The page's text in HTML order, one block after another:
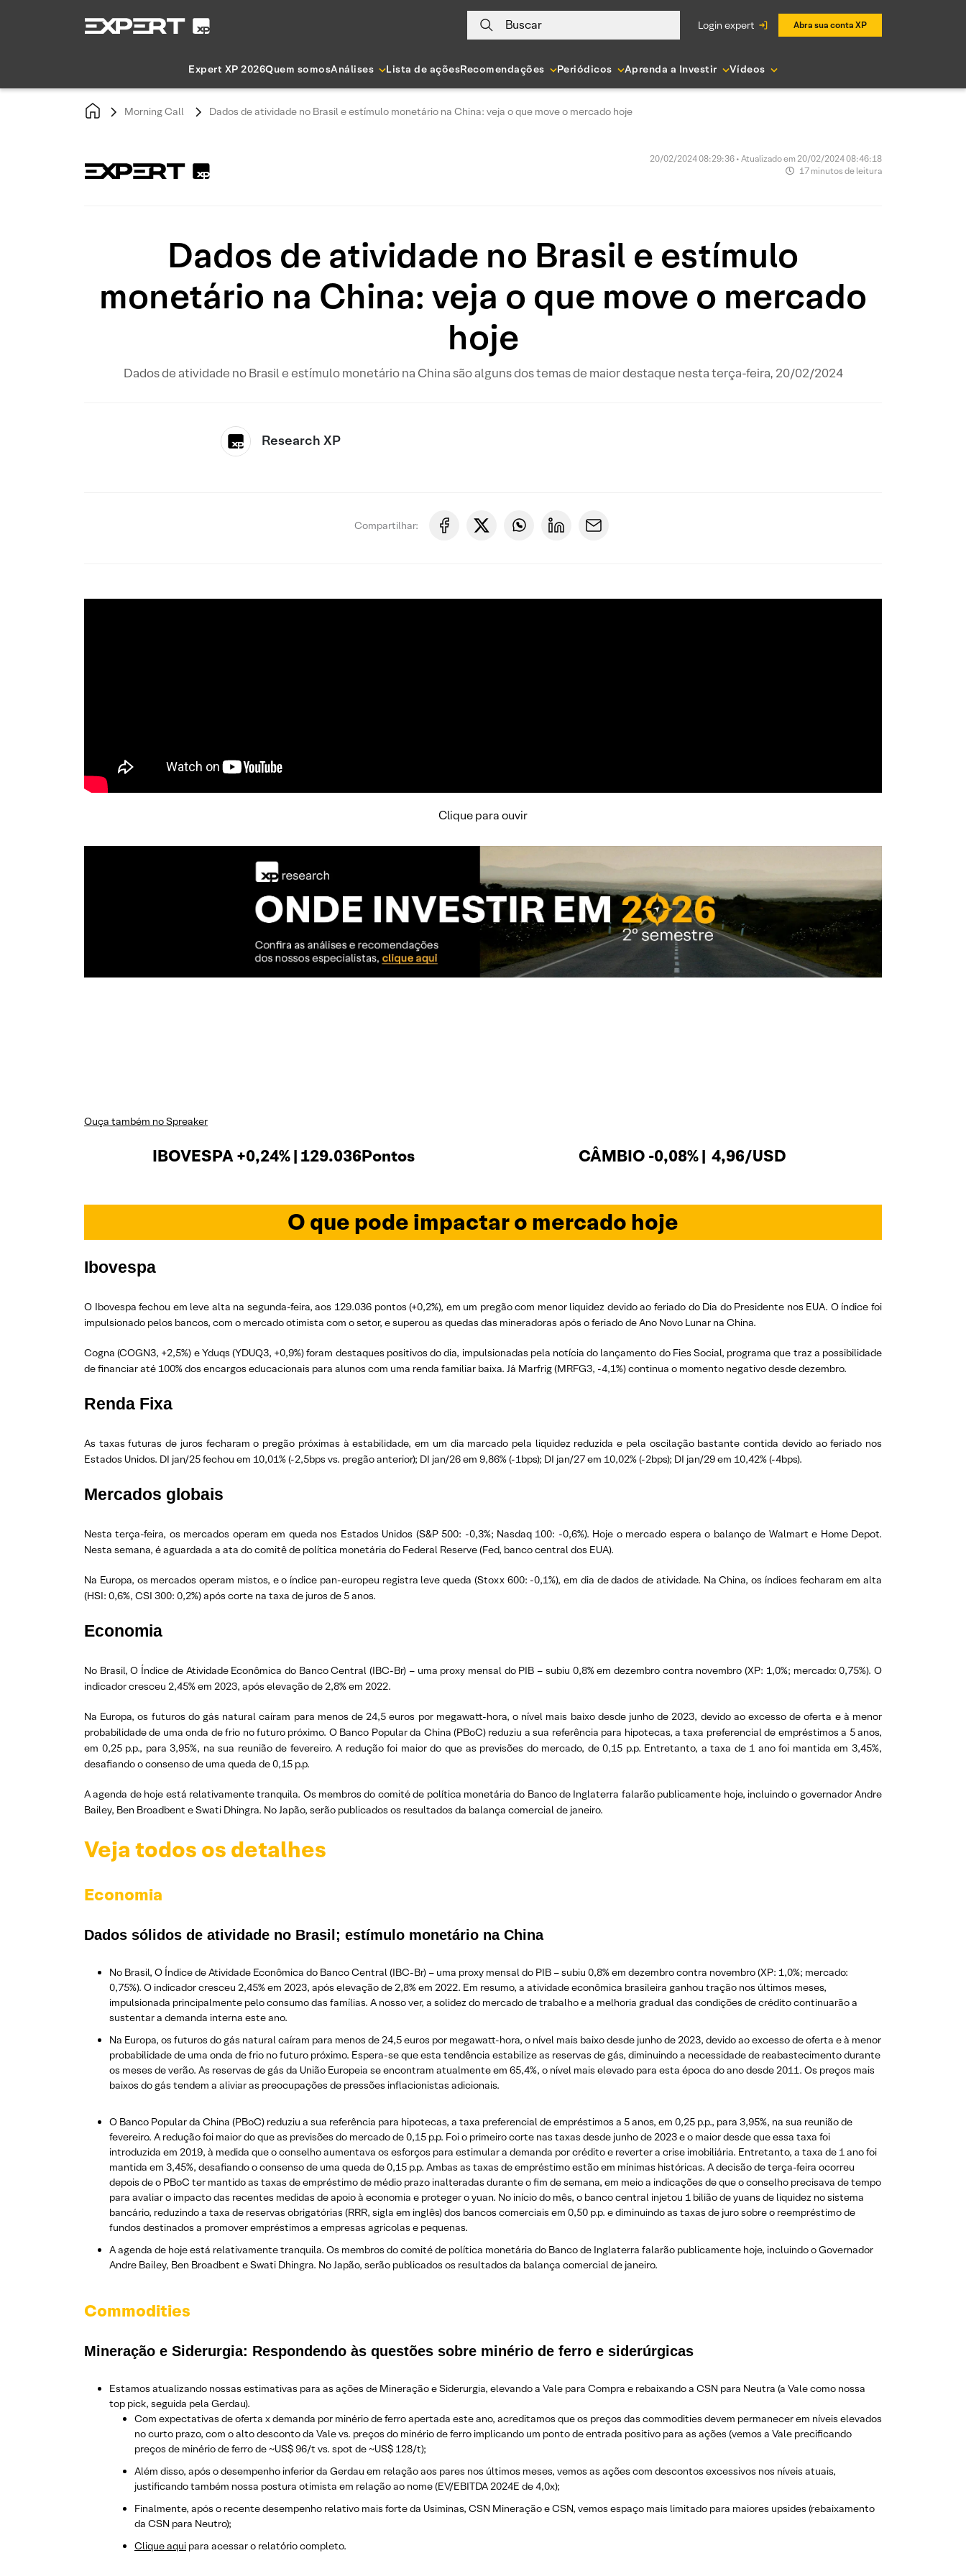
Buscar login expert Abra sua conta XP
Expert XP 2026Quem somosAnálises Lista de açõesRecomendações Periódicos Aprenda a Investir Vídeos
Morning Call Dados de atividade no Brasil e estímulo monetário na China: veja o que move o mercado hoje
20/02/2024 08:29:36 • Atualizado em 20/02/2024 08:46:18
17 minutos de leitura
Dados de atividade no Brasil e estímulo
monetário na China: veja o que move o mercado
hoje
Dados de atividade no Brasil e estímulo monetário na China são alguns dos temas de maior destaque nesta terça-feira, 20/02/2024
Research XP
Compartilhar:
Clique para ouvir
Ouça também no Spreaker
IBOVESPA +0,24% | 129.036Pontos CÂMBIO -0,08% | 4,96/USD
O que pode impactar o mercado hoje
Ibovespa
O Ibovespa fechou em leve alta na segunda-feira, aos 129.036 pontos (+0,2%), em um pregão com menor liquidez devido ao feriado do Dia do Presidente nos EUA. O índice foi
impulsionado pelos bancos, com o mercado otimista com o setor, e superou as quedas das mineradoras após o feriado de Ano Novo Lunar na China.
Cogna (COGN3, +2,5%) e Yduqs (YDUQ3, +0,9%) foram destaques positivos do dia, impulsionadas pela notícia do lançamento do Fies Social, programa que traz a possibilidade
de financiar até 100% dos encargos educacionais para alunos com uma renda familiar baixa. Já Marfrig (MRFG3, -4,1%) continua o momento negativo desde dezembro.
Renda Fixa
As taxas futuras de juros fecharam o pregão próximas à estabilidade, em um dia marcado pela liquidez reduzida e pela oscilação bastante contida devido ao feriado nos
Estados Unidos. DI jan/25 fechou em 10,01% (-2,5bps vs. pregão anterior); DI jan/26 em 9,86% (-1bps); DI jan/27 em 10,02% (-2bps); DI jan/29 em 10,42% (-4bps).
Mercados globais
Nesta terça-feira, os mercados operam em queda nos Estados Unidos (S&P 500: -0,3%; Nasdaq 100: -0,6%). Hoje o mercado espera o balanço de Walmart e Home Depot.
Nesta semana, é aguardada a ata do comitê de política monetária do Federal Reserve (Fed, banco central dos EUA).
Na Europa, os mercados operam mistos, e o índice pan-europeu registra leve queda (Stoxx 600: -0,1%), em dia de dados de atividade. Na China, os índices fecharam em alta
(HSI: 0,6%, CSI 300: 0,2%) após corte na taxa de juros de 5 anos.
Economia
No Brasil, O Índice de Atividade Econômica do Banco Central (IBC-Br) – uma proxy mensal do PIB – subiu 0,8% em dezembro contra novembro (XP: 1,0%; mercado: 0,75%). O
indicador cresceu 2,45% em 2023, após elevação de 2,8% em 2022.
Na Europa, os futuros do gás natural caíram para menos de 24,5 euros por megawatt-hora, o nível mais baixo desde junho de 2023, devido ao excesso de oferta e à menor
probabilidade de uma onda de frio no futuro próximo. O Banco Popular da China (PBoC) reduziu a sua referência para hipotecas, a taxa preferencial de empréstimos a 5 anos,
em 0,25 p.p., para 3,95%, na sua reunião de fevereiro. A redução foi maior do que as previsões do mercado, de 0,15 p.p. Entretanto, a taxa de 1 ano foi mantida em 3,45%,
desafiando o consenso de uma queda de 0,15 p.p.
A agenda de hoje está relativamente tranquila. Os membros do comité de política monetária do Banco de Inglaterra falarão publicamente hoje, incluindo o governador Andre
Bailey, Ben Broadbent e Swati Dhingra. No Japão, serão publicados os resultados da balança comercial de janeiro.
Veja todos os detalhes
Economia
Dados sólidos de atividade no Brasil; estímulo monetário na China
No Brasil, O Índice de Atividade Econômica do Banco Central (IBC-Br) – uma proxy mensal do PIB – subiu 0,8% em dezembro contra novembro (XP: 1,0%; mercado:
0,75%). O indicador cresceu 2,45% em 2023, após elevação de 2,8% em 2022. Em resumo, a atividade econômica brasileira ganhou tração nos últimos meses,
impulsionada principalmente pelo consumo das famílias. A nosso ver, a solidez do mercado de trabalho e a melhoria gradual das condições de crédito continuarão a
sustentar a demanda interna este ano.
Na Europa, os futuros do gás natural caíram para menos de 24,5 euros por megawatt-hora, o nível mais baixo desde junho de 2023, devido ao excesso de oferta e à menor
probabilidade de uma onda de frio no futuro próximo. Espera-se que esta tendência estabilize as reservas de gás, diminuindo a necessidade de reabastecimento durante
os meses de verão. As reservas de gás da União Europeia se encontram atualmente em 65,4%, o nível mais elevado para esta época do ano desde 2011. Os preços mais
baixos do gás tendem a aliviar as preocupações de pressões inflacionistas adicionais.
O Banco Popular da China (PBoC) reduziu a sua referência para hipotecas, a taxa preferencial de empréstimos a 5 anos, em 0,25 p.p., para 3,95%, na sua reunião de
fevereiro. A redução foi maior do que as previsões do mercado de 0,15 p.p. Foi o primeiro corte nas taxas desde junho de 2023 e o maior desde que essa taxa foi
introduzida em 2019, à medida que o conselho aumentava os esforços para estimular a demanda por crédito e reverter a crise imobiliária. Entretanto, a taxa de 1 ano foi
mantida em 3,45%, desafiando o consenso de uma queda de 0,15 p.p. Ambas as taxas de empréstimo estão em mínimas históricas. A decisão de terça-feira ocorreu
depois de o PBoC ter mantido as taxas de empréstimo de médio prazo inalteradas durante o fim de semana, em meio a indicações de que o conselho precisava de tempo
para avaliar o impacto das recentes medidas de apoio à economia e proteger o yuan. No início do mês, o banco central injetou 1 bilião de yuans de liquidez no sistema
bancário, reduzindo a taxa de reservas obrigatórias (RRR, sigla em inglês) dos bancos comerciais em 0,50 p.p. e diminuindo as taxas de juro sobre o reempréstimo de
fundos destinados a promover empréstimos a empresas agrícolas e pequenas.
A agenda de hoje está relativamente tranquila. Os membros do comité de política monetária do Banco de Inglaterra falarão publicamente hoje, incluindo o Governador
Andre Bailey, Ben Broadbent e Swati Dhingra. No Japão, serão publicados os resultados da balança comercial de janeiro.
Commodities
Mineração e Siderurgia: Respondendo às questões sobre minério de ferro e siderúrgicas
Estamos atualizando nossas estimativas para as ações de Mineração e Siderurgia, elevando a Vale para Compra e rebaixando a CSN para Neutra (a Vale como nossa
top pick, seguida pela Gerdau).
Com expectativas de oferta x demanda por minério de ferro apertada este ano, acreditamos que os preços das commodities devem permanecer em níveis elevados
no curto prazo, com o alto desconto da Vale vs. preços do minério de ferro implicando um ponto de entrada positivo para as ações (vemos a Vale precificando
preços de minério de ferro de ~US$ 96/t vs. spot de ~US$ 128/t);
Além disso, após o desempenho inferior da Gerdau em relação aos pares nos últimos meses, vemos as ações com descontos excessivos nos níveis atuais,
justificando também nossa postura otimista em relação ao nome (EV/EBITDA 2024E de 4,0x);
Finalmente, após o recente desempenho relativo mais forte da Usiminas, CSN Mineração e CSN, vemos espaço mais limitado para maiores upsides (rebaixamento
da CSN para Neutro);
Clique aqui para acessar o relatório completo.